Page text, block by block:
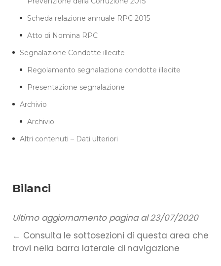
Scheda relazione annuale RPC 2015
Atto di Nomina RPC
Segnalazione Condotte illecite
Regolamento segnalazione condotte illecite
Presentazione segnalazione
Archivio
Archivio
Altri contenuti – Dati ulteriori
Bilanci
Ultimo aggiornamento pagina al 23/07/2020
← Consulta le sottosezioni di questa area che
trovi nella barra laterale di navigazione